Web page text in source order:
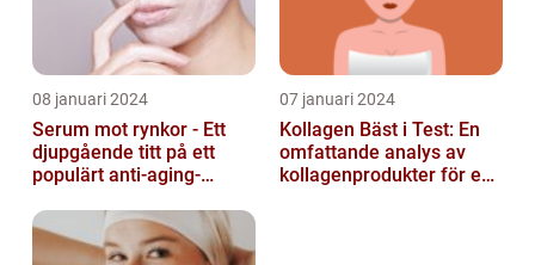
08 januari 2024
Serum mot rynkor - Ett
djupgående titt på ett
populärt anti-aging-
hudens åld...
07 januari 2024
Kollagen Bäst i Test: En
omfattande analys av
kollagenprodukter för en